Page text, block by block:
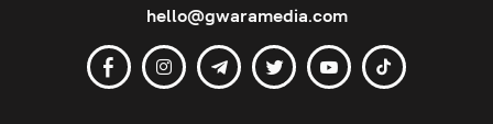
hello@gwaramedia.com